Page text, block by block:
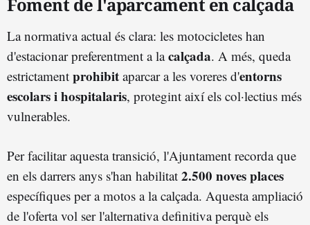
La normativa actual és clara: les motocicletes han
d'estacionar preferentment a lacalçada. A més, queda
estrictament prohibit aparcar a les voreres d'entorns
escolars i hospitalaris, protegint així els col·lectius més
vulnerables.
Per facilitar aquesta transició, l'Ajuntament recorda que
en els darrers anys s'han habilitat 2.500 noves places
específiques per a motos a la calçada. Aquesta ampliació
de l'oferta vol ser l'alternativa definitiva perquè els